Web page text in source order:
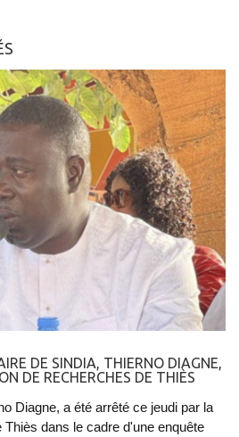
DE SINDIA, THIERNO DIAGNE,
DE RECHERCHES DE THIÈS
Diagne, a été arrêté ce jeudi par la
dans le cadre d'une enquête